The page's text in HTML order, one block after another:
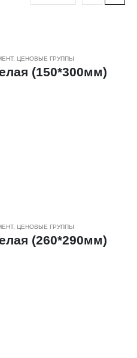
, ЦЕНОВЫЕ ГРУППЫ
(150*300мм)
, ЦЕНОВЫЕ ГРУППЫ
(260*290мм)